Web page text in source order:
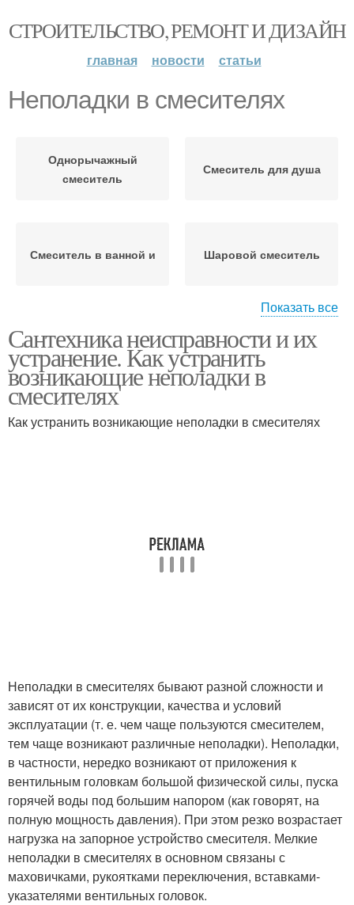
СТРОИТЕЛЬСТВО, РЕМОНТ И ДИЗАЙН
главная новости статьи
Неполадки в смесителях
Однорычажный
смеситель
Смеситель для душа
Смеситель в ванной и Шаровой смеситель
Картридж в смесителе
переключателем
Картридж в смеситель
Показать все
Сантехника неисправности и их
устранение. Как устранить
возникающие неполадки в
смесителях
Как устранить возникающие неполадки в смесителях
Неполадки в смесителях бывают разной сложности и
зависят от их конструкции, качества и условий
эксплуатации (т. е. чем чаще пользуются смесителем,
тем чаще возникают различные неполадки). Неполадки,
в частности, нередко возникают от приложения к
вентильным головкам большой физической силы, пуска
горячей воды под большим напором (как говорят, на
полную мощность давления). При этом резко возрастает
нагрузка на запорное устройство смесителя. Мелкие
неполадки в смесителях в основном связаны с
маховичками, рукоятками переключения, вставками-
указателями вентильных головок.